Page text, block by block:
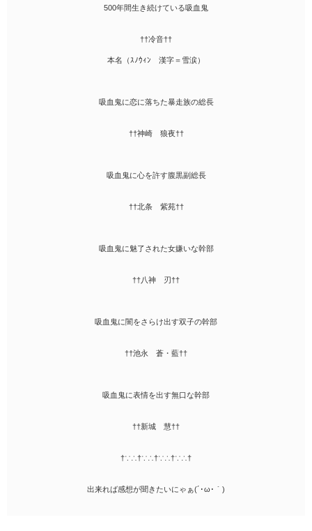
500年間生き続けている吸血鬼
††冷音††
本名（ｽﾉｳｨﾝ 漢字＝雪涙）
吸血鬼に恋に落ちた暴走族の総長
††神崎 狼夜††
吸血鬼に心を許す腹黒副総長
††北条 紫苑††
吸血鬼に魅了された女嫌いな幹部
††八神 刃††
吸血鬼に闇をさらけ出す双子の幹部
††池永 蒼・藍††
吸血鬼に表情を出す無口な幹部
††新城 慧††
†∵∴†∵∴†∵∴†∵∴†
出来れば感想が聞きたいにゃぁ(´･ω･｀)